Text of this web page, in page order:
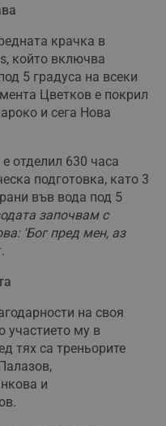
крачка в
който включва
5 градуса на всеки
Цветков е покрил
и сега Нова
отделил 630 часа
подготовка, като 3
във вода под 5
започвам с
'Бог пред мен, аз
на своя
участието му в
тях са треньорите
и